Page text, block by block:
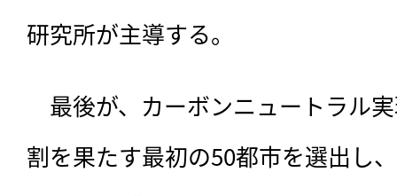
研究所が主導する。
最後が、カーボンニュートラル
割を果たす最初の50都市を選出し